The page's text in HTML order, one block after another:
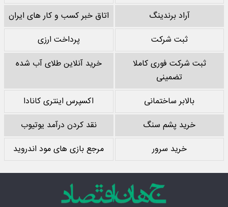
آراد برندینگ
اتاق خبر کسب و کار های ایران
ثبت شرکت
پرداخت ارزی
ثبت شرکت فوری کاملا
تضمینی
خرید آنلاین طلای آب شده
بالابر ساختمانی
اکسپرس اینتری کانادا
خرید پشم سنگ
نقد کردن درآمد یوتیوب
خرید سرور
مرجع بازی های مود اندروید